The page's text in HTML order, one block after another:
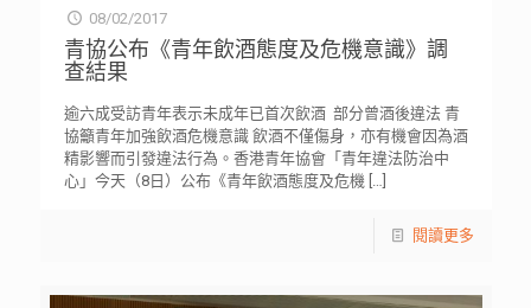
08/02/2017
青協公布《青年飲酒態度及危機意識》調
查結果
逾六成受訪青年表示未成年已首次飲酒 部分曾酒後違法 青
協籲青年加強飲酒危機意識 飲酒不僅傷身，亦有機會因為酒
精影響而引發違法行為。香港青年協會「青年違法防治中
心」今天（8日）公布《青年飲酒態度及危機[…]
閱讀更多